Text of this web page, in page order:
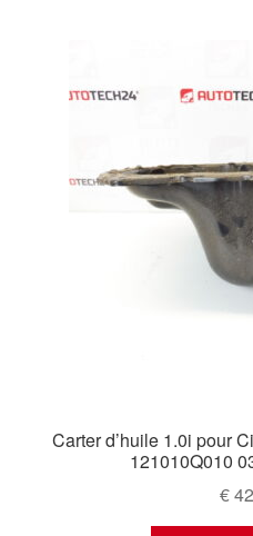
Carter d’huile 1.0i pour
121010Q010
€